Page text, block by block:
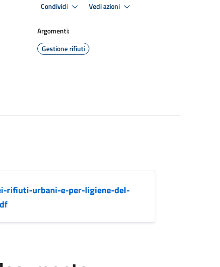
Condividi Vedi azioni
Argomenti:
Gestione rifiuti
rifiuti-urbani-e-per-ligiene-del-